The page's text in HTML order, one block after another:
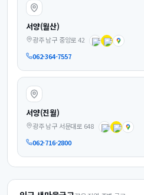
서양(월산)
광주 남구 중앙로 42
062-364-7557
서양(진월)
광주 남구 서문대로 648
062-716-2800